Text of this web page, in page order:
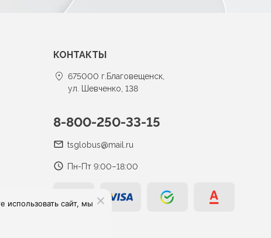
КОНТАКТЫ
675000 г.Благовещенск,
ул. Шевченко, 138
8-800-250-33-15
tsglobus@mail.ru
Пн-Пт 9:00–18:00
использовать сайт, мы